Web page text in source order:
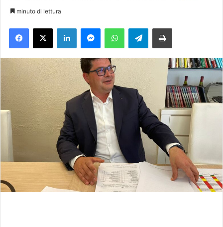
a
e
l
minuto di lettura
Telegram